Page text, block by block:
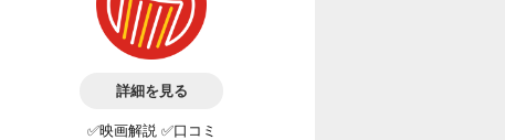
詳細を見る
✅映画解説 ✅口コミ